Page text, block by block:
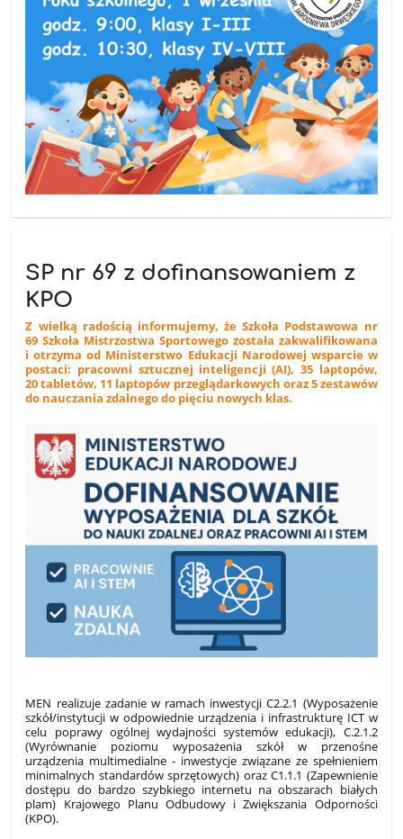
SP nr 69 z dofinansowaniem z
KPO
Z wielką radością informujemy, że Szkoła Podstawowa nr
69 Szkoła Mistrzostwa Sportowego została zakwalifikowana
i otrzyma od Ministerstwo Edukacji Narodowej wsparcie w
postaci: pracowni sztucznej inteligencji (AI), 35 laptopów,
20 tabletów, 11 laptopów przeglądarkowych oraz 5 zestawów
do nauczania zdalnego do pięciu nowych klas.
MEN realizuje zadanie w ramach inwestycji C2.2.1 (Wyposażenie
szkół/instytucji w odpowiednie urządzenia i infrastrukturę ICT w
celu poprawy ogólnej wydajności systemów edukacji), C.2.1.2
(Wyrównanie poziomu wyposażenia szkół w przenośne
urządzenia multimedialne - inwestycje związane ze spełnieniem
minimalnych standardów sprzętowych) oraz C1.1.1 (Zapewnienie
dostępu do bardzo szybkiego internetu na obszarach białych
plam) Krajowego Planu Odbudowy i Zwiększania Odporności
(KPO).